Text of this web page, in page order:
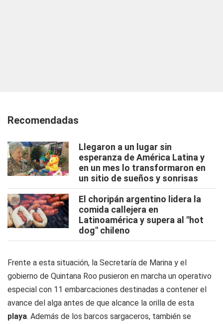
Recomendadas
Llegaron a un lugar sin
esperanza de América Latina y
en un mes lo transformaron en
un sitio de sueños y sonrisas
El choripán argentino lidera la
comida callejera en
Latinoamérica y supera al "hot
dog" chileno
Frente a esta situación, la Secretaría de Marina y el
gobierno de Quintana Roo pusieron en marcha un operativo
especial con 11 embarcaciones destinadas a contener el
avance del alga antes de que alcance la orilla de esta
playa. Además de los barcos sargaceros, también se